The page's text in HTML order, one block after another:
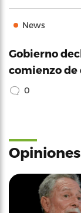
News
Gobierno
comienzo de
0
Opiniones